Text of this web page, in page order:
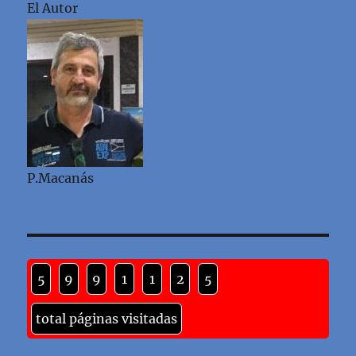
El Autor
P.Macanás
5 9 9 1 1 2 5
total páginas visitadas